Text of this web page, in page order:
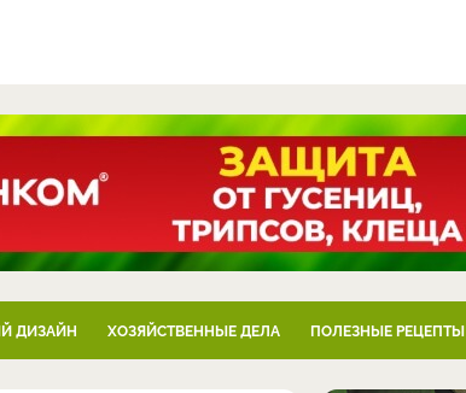
ДИЗАЙН ХОЗЯЙСТВЕННЫЕ ДЕЛА ПОЛЕЗНЫЕ РЕЦЕПТЫ